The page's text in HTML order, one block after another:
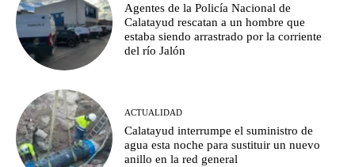
Agentes de la Policía Nacional de
Calatayud rescatan a un hombre que
estaba siendo arrastrado por la corriente
del río Jalón
ACTUALIDAD
Calatayud interrumpe el suministro de
agua esta noche para sustituir un nuevo
anillo en la red general